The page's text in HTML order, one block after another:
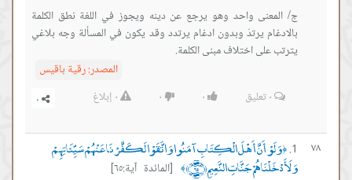
ج/ المعنى واحد وهو يرجع عن دينه ويجوز في اللغة نطق الكلمة
بالادغام يرتدّ وبدون ادغام يرتدد وقد يكون في المسألة وجه بلاغي
يترتب على اختلاف مبنى الكلمة.
المصدر:رقية باقيس
٠تعليق ٠ ٠ ٠ إبلاغ
٧٨ ﴿وَلَوْ أَنَّ أَهْلَ الْكِتَابِ آمَنُوا وَاتَّقَوْا لَكَفَّرْنَا عَنْهُمْ سَيِّئَاتِهِمْ
وَلَأَدْخَلْنَاهُمْ جَنَّاتِ النَّعِيمِ ﴿٦٥﴾ ﴾
[المائدة آية:٦٥]